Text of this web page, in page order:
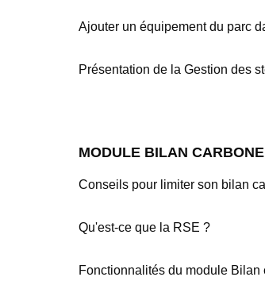
Ajouter un équipement du parc
Présentation de la Gestion des
MODULE BILAN CARBONE
Conseils pour limiter son bilan
Qu'est-ce que la RSE ?
Fonctionnalités du module Bilan